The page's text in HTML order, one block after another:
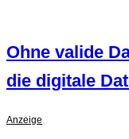
Ohne valide
die digitale
Anzeige